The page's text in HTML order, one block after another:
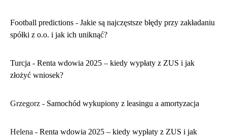
Football predictions - Jakie są najczęstsze błędy przy zakładaniu
spółki z o.o. i jak ich uniknąć?
Turcja - Renta wdowia 2025 – kiedy wypłaty z ZUS i jak
złożyć wniosek?
Grzegorz - Samochód wykupiony z leasingu a amortyzacja
Helena - Renta wdowia 2025 – kiedy wypłaty z ZUS i jak